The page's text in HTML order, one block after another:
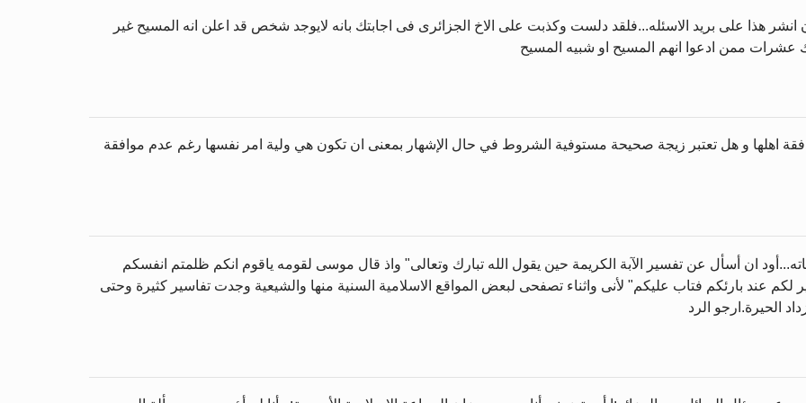
هذا على بريد الاسئله...فلقد دلست وكذبت على الاخ الجزائرى فى اجابتك بانه لايوجد شخص قد اعلن انه المسيح غير
ممن ادعوا انهم المسيح او شبيه المسيح
اهلها و هل تعتبر زيجة صحيحة مستوفية الشروط في حال الإشهار بمعنى ان تكون هي ولية امر نفسها رغم عدم موافقة
ان أسأل عن تفسير الآبة الكريمة حين يقول الله تبارك وتعالى" واذ قال موسى لقومه ياقوم انكم ظلمتم انفسكم
لكم عند بارئكم فتاب عليكم" لأنى واثناء تصفحى لبعض المواقع الاسلامية السنية منها والشيعية وجدت تفاسير كثيرة وحتى
الحيرة.ارجو الرد